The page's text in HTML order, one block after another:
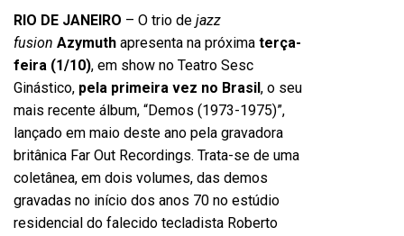
RIO DE JANEIRO – O trio de jazz
fusion Azymuth apresenta na próxima terça-
feira (1/10), em show no Teatro Sesc
Ginástico, pela primeira vez no Brasil, o seu
mais recente álbum, “Demos (1973-1975)”,
lançado em maio deste ano pela gravadora
britânica Far Out Recordings. Trata-se de uma
coletânea, em dois volumes, das demos
gravadas no início dos anos 70 no estúdio
residencial do falecido tecladista Roberto